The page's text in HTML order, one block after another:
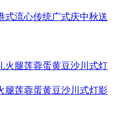
式流心传统广式庆中秋送
腿莲蓉蛋黄豆沙川式灯影